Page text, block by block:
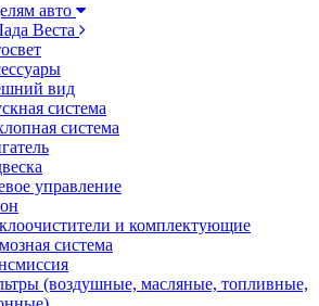
авто
Веста
вид
система
система
управление
и комплектующие
система
(воздушные, масляные, топливные,